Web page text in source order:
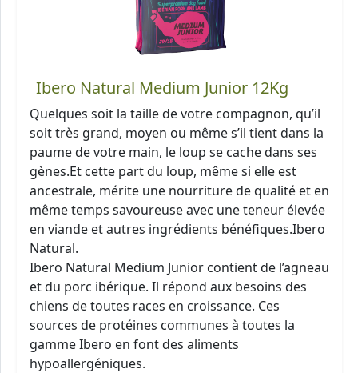
Ibero Natural Medium Junior 12Kg
Quelques soit la taille de votre compagnon, qu’il
soit très grand, moyen ou même s’il tient dans la
paume de votre main, le loup se cache dans ses
gènes.Et cette part du loup, même si elle est
ancestrale, mérite une nourriture de qualité et en
même temps savoureuse avec une teneur élevée
en viande et autres ingrédients bénéfiques.Ibero
Natural.
Ibero Natural Medium Junior contient de l’agneau
et du porc ibérique. Il répond aux besoins des
chiens de toutes races en croissance. Ces
sources de protéines communes à toutes la
gamme Ibero en font des aliments
hypoallergéniques.